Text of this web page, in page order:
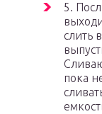
5.
слить
пока